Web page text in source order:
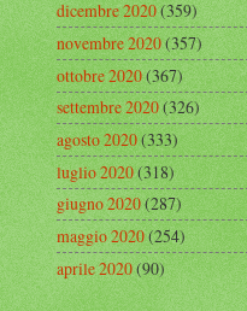
dicembre 2020(359)
novembre 2020(357)
ottobre 2020(367)
settembre 2020(326)
agosto 2020(333)
luglio 2020(318)
giugno 2020(287)
maggio 2020(254)
aprile 2020(90)